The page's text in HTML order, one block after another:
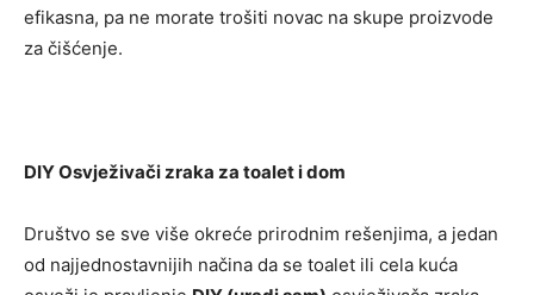
efikasna, pa ne morate trošiti novac na skupe proizvode
za čišćenje.
DIY Osvježivači zraka za toalet i dom
Društvo se sve više okreće prirodnim rešenjima, a jedan
od najjednostavnijih načina da se toalet ili cela kuća